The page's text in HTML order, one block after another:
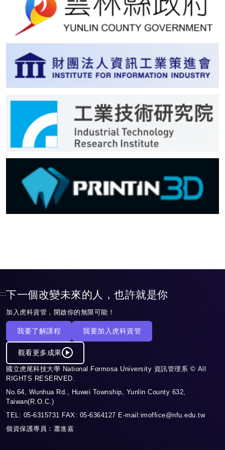
:::下一個改變未來的人，也許就是你
加入虎科資管，開啟你的無限可能！
我要了解課程 我要加入虎科資管
觀看更多成果
國立虎尾科技大學 National Formosa University 資訊管理系 © All
RIGHTS RESERVED.
No.64, Wunhua Rd., Huwei Township, Yunlin County 632,
Taiwan(R.O.C.)
TEL: 05-6315731 FAX: 05-6364127 E-mail:imoffice@nfu.edu.tw
個資保護專員：蕭進嘉